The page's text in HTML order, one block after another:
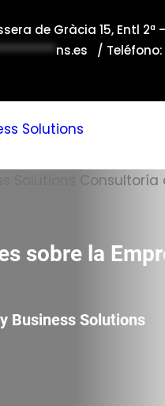
de Gràcia 15, Entl 2ª
ns.es / Teléfono:
sobre la
Business Solutions